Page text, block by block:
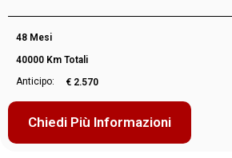
48 Mesi
40000 Km Totali
Anticipo:
€ 2.570
Chiedi Più Informazioni